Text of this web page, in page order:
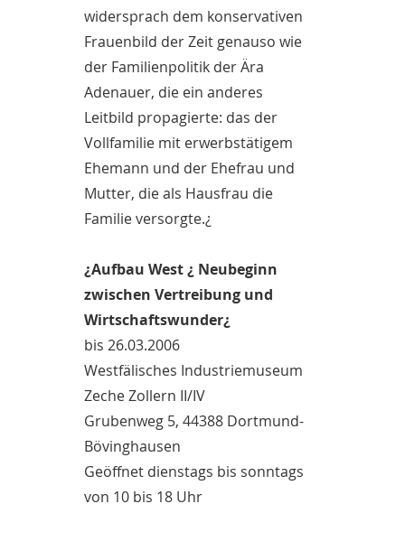
widersprach dem konservativen
Frauenbild der Zeit genauso wie
der Familienpolitik der Ära
Adenauer, die ein anderes
Leitbild propagierte: das der
Vollfamilie mit erwerbstätigem
Ehemann und der Ehefrau und
Mutter, die als Hausfrau die
Familie versorgte.¿
¿Aufbau West ¿ Neubeginn
zwischen Vertreibung und
Wirtschaftswunder¿
bis 26.03.2006
Westfälisches Industriemuseum
Zeche Zollern II/IV
Grubenweg 5, 44388 Dortmund-
Bövinghausen
Geöffnet dienstags bis sonntags
von 10 bis 18 Uhr